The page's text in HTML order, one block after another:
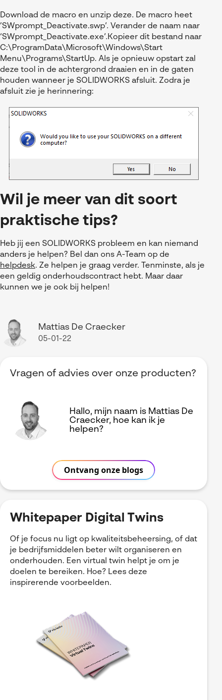
Download de macro en unzip deze. De macro heet
’SWprompt_Deactivate.swp’. Verander de naam naar
‘SWprompt_Deactivate.exe’.Kopieer dit bestand naar
C:\ProgramData\Microsoft\Windows\Start
Menu\Programs\StartUp. Als je opnieuw opstart zal
deze tool in de achtergrond draaien en in de gaten
houden wanneer je SOLIDWORKS afsluit. Zodra je
afsluit zie je herinnering:
Wil je meer van dit soort
praktische tips?
Heb jij een SOLIDWORKS probleem en kan niemand
anders je helpen? Bel dan ons A-Team op de
helpdesk. Ze helpen je graag verder. Tenminste, als je
een geldig onderhoudscontract hebt. Maar daar
kunnen we je ook bij helpen!
Mattias De Craecker
05-01-22
Vragen of advies over onze producten?
Hallo, mijn naam is Mattias De
Craecker, hoe kan ik je
helpen?
Ontvang onze blogs
Whitepaper Digital Twins
Of je focus nu ligt op kwaliteitsbeheersing, of dat
je bedrijfsmiddelen beter wilt organiseren en
onderhouden. Een virtual twin helpt je om je
doelen te bereiken. Hoe? Lees deze
inspirerende voorbeelden.